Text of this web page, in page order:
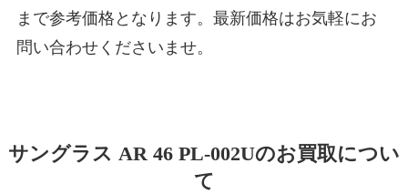
まで参考価格となります。最新価格はお気軽にお
問い合わせくださいませ。
サングラス AR 46 PL-002Uのお買取につい
て